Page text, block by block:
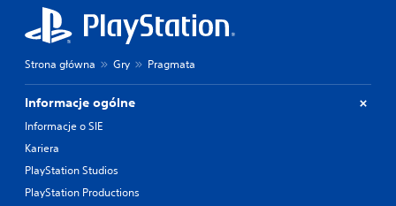
Strona główna Gry Pragmata
Informacje ogólne
Informacje o SIE
Kariera
PlayStation Studios
PlayStation Productions